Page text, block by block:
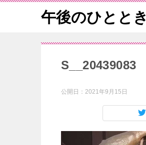
午後のひととき
S__20439083
公開日： 2021年9月15日